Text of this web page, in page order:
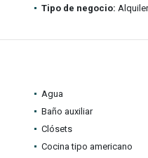
Tipo de negocio: Alquiler
Agua
Baño auxiliar
Clósets
Cocina tipo americano